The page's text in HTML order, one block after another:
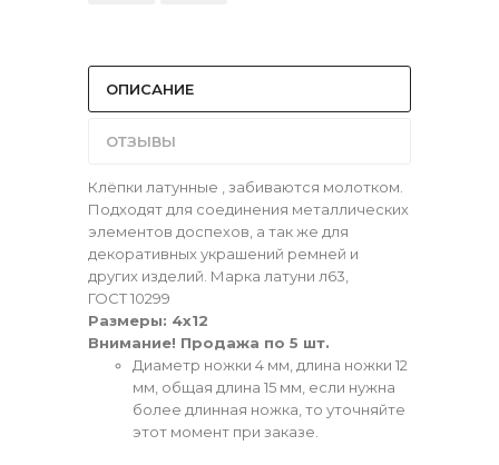
ОПИСАНИЕ
ОТЗЫВЫ
Клёпки латунные , забиваются молотком.
Подходят для соединения металлических
элементов доспехов, а так же для
декоративных украшений ремней и
других изделий. Марка латуни л63,
ГОСТ 10299
Размеры: 4х12
Внимание! Продажа по 5 шт.
Диаметр ножки 4 мм, длина ножки 12
мм, общая длина 15 мм, если нужна
более длинная ножка, то уточняйте
этот момент при заказе.